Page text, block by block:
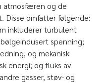
atmosfæren og de
Disse omfatter følgende:
inkluderer turbulent
spenning;
og mekanisk
energi; og fluks av
gasser, støv- og